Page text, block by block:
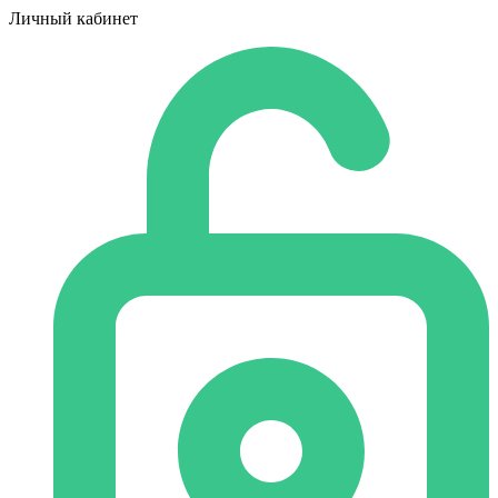
Личный кабинет